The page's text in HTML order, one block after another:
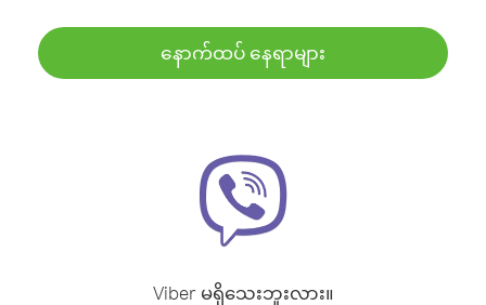
နောက်ထပ် နေရာများ
Viber မရှိသေးဘူးလား။